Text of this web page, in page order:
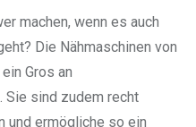
machen, wenn es auch
Die Nähmaschinen von
Gros an
Sie sind zudem recht
und ermögliche so ein